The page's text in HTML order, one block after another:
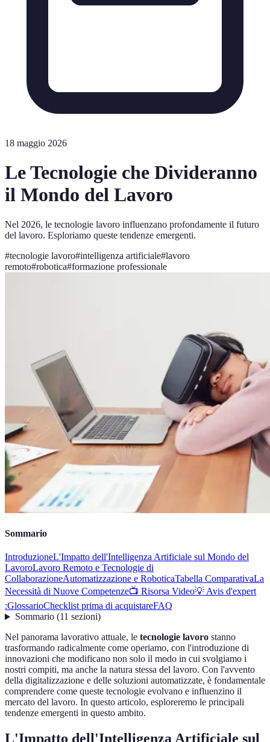
18 maggio 2026
Le Tecnologie che Divideranno
il Mondo del Lavoro
Nel 2026, le tecnologie lavoro influenzano profondamente il futuro
del lavoro. Esploriamo queste tendenze emergenti.
#tecnologie lavoro#intelligenza artificiale#lavoro
remoto#robotica#formazione professionale
Sommario
IntroduzioneL'Impatto dell'Intelligenza Artificiale sul Mondo del
LavoroLavoro Remoto e Tecnologie di
CollaborazioneAutomatizzazione e RoboticaTabella ComparativaLa
Necessità di Nuove Competenze📺 Risorsa Video💡 Avis d'expert
:GlossarioChecklist prima di acquistareFAQ
Sommario(11 sezioni)
Nel panorama lavorativo attuale, le tecnologie lavoro stanno
trasformando radicalmente come operiamo, con l'introduzione di
innovazioni che modificano non solo il modo in cui svolgiamo i
nostri compiti, ma anche la natura stessa del lavoro. Con l'avvento
della digitalizzazione e delle soluzioni automatizzate, è fondamentale
comprendere come queste tecnologie evolvano e influenzino il
mercato del lavoro. In questo articolo, esploreremo le principali
tendenze emergenti in questo ambito.
L'Impatto dell'Intelligenza Artificiale sul